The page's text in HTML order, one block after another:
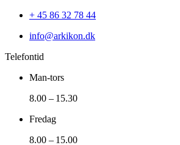
+ 45 86 32 78 44
info@arkikon.dk
Telefontid
Man-tors
8.00 – 15.30
Fredag
8.00 – 15.00